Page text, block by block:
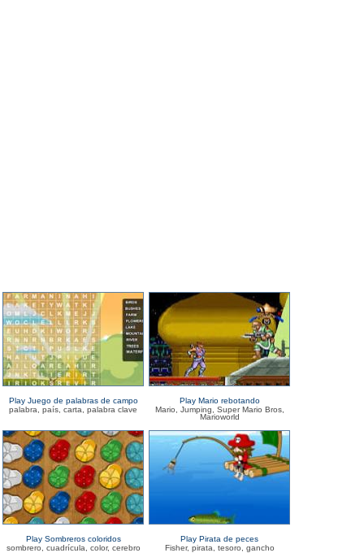
Play Juego de palabras de campo
palabra, país, carta, palabra clave
Play Mario rebotando
Mario, Jumping, Super Mario Bros,
Marioworld
Play Sombreros coloridos
sombrero, cuadrícula, color, cerebro
Play Pirata de peces
Fisher, pirata, tesoro, gancho